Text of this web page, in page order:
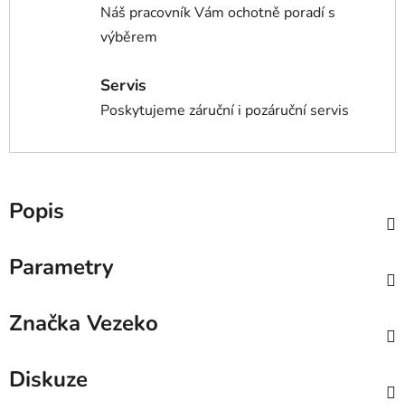
Náš pracovník Vám ochotně poradí s
výběrem
Servis
Poskytujeme záruční i pozáruční servis
Popis
Parametry
Značka Vezeko
Diskuze